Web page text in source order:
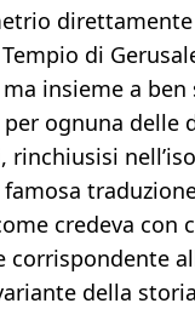
di
insieme a
ognuna delle
rinchiusisi
credeva con
corrispondente
della